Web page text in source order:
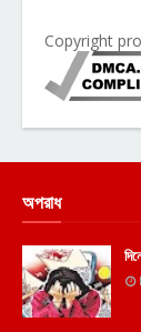
Copyright
অপরাধ